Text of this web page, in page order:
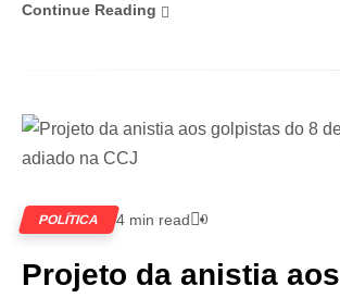
Continue Reading
POLÍTICA 4 min read 0
Projeto da anistia aos